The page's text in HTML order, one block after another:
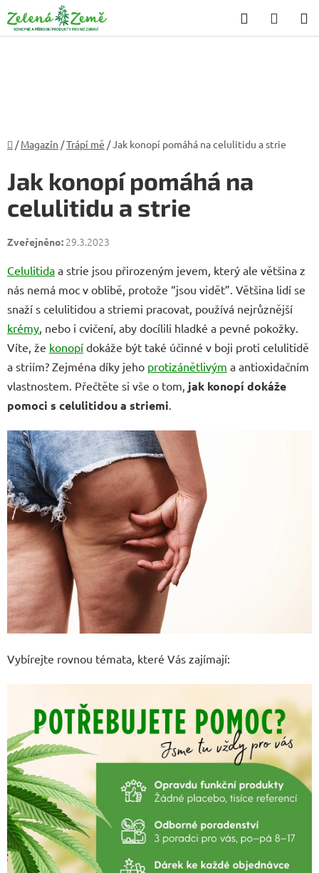
na
obsah
Hledat
KOŠÍK
Domů
/ Magazín /Trápí mě /Jak konopí pomáhá na celulitidu a strie
Jak konopí pomáhá na
celulitidu a strie
29.3.2023
Celulitida a strie jsou přirozeným jevem, který ale většina z
nás nemá moc v oblibě, protože “jsou vidět”. Většina lidí se
snaží s celulitidou a striemi pracovat, používá nejrůznější
krémy , nebo i cvičení, aby docílili hladké a pevné pokožky.
Víte, že konopí dokáže být také účinné v boji proti celulitidě
a striím? Zejména díky jeho protizánětlivým a antioxidačním
vlastnostem. Přečtěte si vše o tom, jak konopí dokáže
pomoci s celulitidou a striemi
Vybírejte rovnou témata, které Vás zajímají: